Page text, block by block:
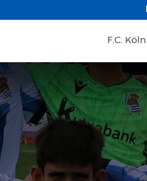
F.C. Köln